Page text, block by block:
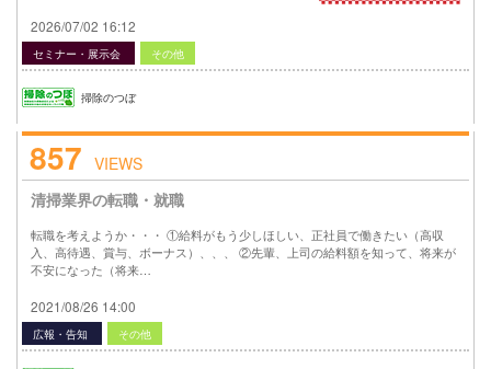
2026/07/02 16:12
セミナー・展示会 その他
掃除のつぼ
857 VIEWS
清掃業界の転職・就職
転職を考えようか・・・ ①給料がもう少しほしい、正社員で働きたい（高収
入、高待遇、賞与、ボーナス）、、、 ②先輩、上司の給料額を知って、将来が
不安になった（将来…
2021/08/26 14:00
広報・告知 その他